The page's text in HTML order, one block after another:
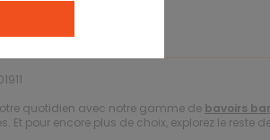
quotidien avec notre gamme de bavoirs
Et pour encore plus de choix, explorez le reste